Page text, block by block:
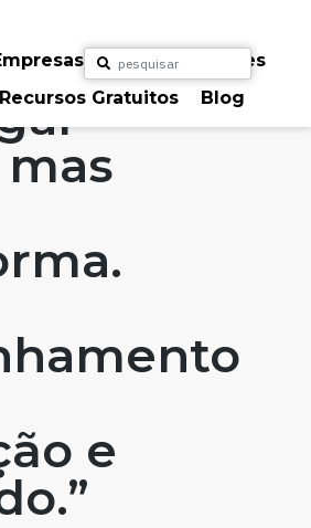
Para Particulares
Recursos Gratuitos Blog
#FLAGaffairs
e